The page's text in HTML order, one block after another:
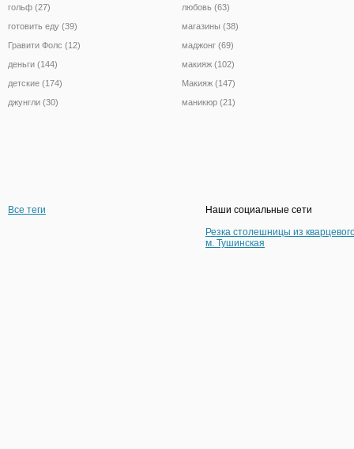
гольф (27)
готовить еду (39)
Гравити Фолс (12)
деньги (144)
детские (174)
джунгли (30)
любовь (63)
магазины (38)
маджонг (69)
макияж (102)
Макияж (147)
маникюр (21)
Все теги
Наши социальные сети
Резка столешницы из
м. Тушинская